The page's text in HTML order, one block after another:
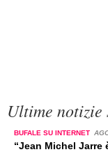
Ultime notizie
BUFALE SU INTERNET
“Jean Michel Jarre